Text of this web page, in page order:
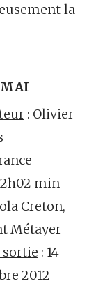
la
MAI
: Olivier
2h02 min
Creton,
Métayer
sortie : 14
2012